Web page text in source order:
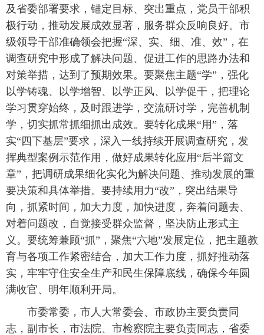
及省委部署要求，锚定目标、突出重点，党员干部积
极行动，推动发展成效显著，服务群众反响良好。市
级领导干部准确领会把握“深、实、细、准、效”，在
调查研究中形成了解决问题、促进工作的思路办法和
对策举措，达到了预期效果。要聚焦主题“学”，强化
以学铸魂、以学增智、以学正风、以学促干，把理论
学习贯穿始终，及时跟进学，交流研讨学，完善机制
学，切实抓常抓细抓出成效。要转化成果“用”，落
实“四下基层”要求，深入一线持续开展调查研究，发
挥典型案例示范作用，做好成果转化应用“后半篇文
章”，把调研成果细化实化为解决问题、推动发展的重
要决策和具体举措。要持续用力“改”，突出结果导
向，抓紧时间，加大力度，加快进度，奔着问题去、
对着问题改，自觉接受群众监督，坚决防止形式主
义。要统筹兼顾“抓”，聚焦“六地”发展定位，把主题教
育与各项工作紧密结合，加大工作力度，抓好推动落
实，牢牢守住安全生产和民生保障底线，确保今年圆
满收官、明年顺利开局。
市委常委，市人大常委会、市政协主要负责同
志，副市长，市法院、市检察院主要负责同志，省委